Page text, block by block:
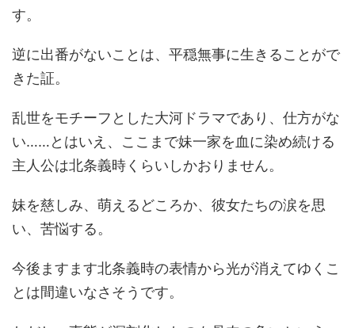
す。
逆に出番がないことは、平穏無事に生きることがで
きた証。
乱世をモチーフとした大河ドラマであり、仕方がな
い……とはいえ、ここまで妹一家を血に染め続ける
主人公は北条義時くらいしかおりません。
妹を慈しみ、萌えるどころか、彼女たちの涙を思
い、苦悩する。
今後ますます北条義時の表情から光が消えてゆくこ
とは間違いなさそうです。